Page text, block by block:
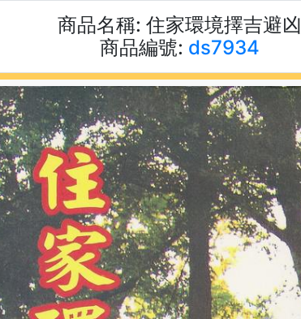
商品名稱: 住家環境擇吉避凶
商品編號: ds7934